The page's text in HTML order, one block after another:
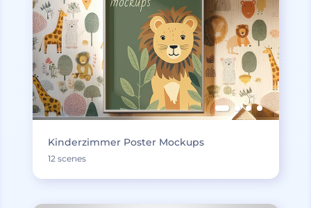
Kinderzimmer Poster Mockups
12 scenes